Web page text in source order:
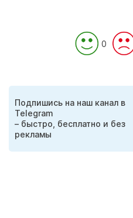
0
Подпишись на наш канал в
Telegram
– быстро, бесплатно и без
рекламы